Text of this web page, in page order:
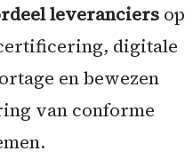
leveranciersop
digitale
en bewezen
van conforme